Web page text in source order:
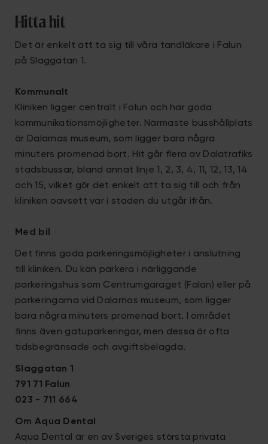
Hitta hit
Det är enkelt att ta sig till våra tandläkare i Falun
på Slaggatan 1.
Kommunalt
Kliniken ligger centralt i Falun och har goda
kommunikationsmöjligheter. Närmaste busshållplats
är Dalarnas museum, som ligger bara några
minuters promenad bort. Hit går flera av Dalatrafiks
stadsbussar, bland annat linje 1, 2, 3, 4, 11, 12, 13, 14
och 15, vilket gör det enkelt att ta sig till och från
kliniken oavsett var i staden du utgår ifrån.
Med bil
Det finns goda parkeringsmöjligheter i anslutning
till kliniken. Du kan parkera i närliggande
parkeringshus som Centrumgaraget (Falan) eller på
parkeringarna vid Dalarnas museum, som ligger
bara några minuters promenad bort. I området
finns även gatuparkeringar, men dessa är ofta
tidsbegränsade och avgiftsbelagda.
Slaggatan 1
791 71 Falun
023 - 711 664
Om Aqua Dental
Aqua Dental är en av Sveriges största privata